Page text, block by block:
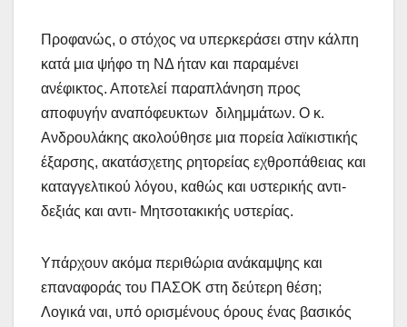
Προφανώς, ο στόχος να υπερκεράσει στην κάλπη
κατά μια ψήφο τη ΝΔ ήταν και παραμένει
ανέφικτος. Αποτελεί παραπλάνηση προς
αποφυγήν αναπόφευκτων διλημμάτων. Ο κ.
Ανδρουλάκης ακολούθησε μια πορεία λαϊκιστικής
έξαρσης, ακατάσχετης ρητορείας εχθροπάθειας και
καταγγελτικού λόγου, καθώς και υστερικής αντι-
δεξιάς και αντι- Μητσοτακικής υστερίας.
Υπάρχουν ακόμα περιθώρια ανάκαμψης και
επαναφοράς του ΠΑΣΟΚ στη δεύτερη θέση;
Λογικά ναι, υπό ορισμένους όρους ένας βασικός